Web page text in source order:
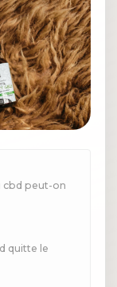
cbd peut-on
quitte le